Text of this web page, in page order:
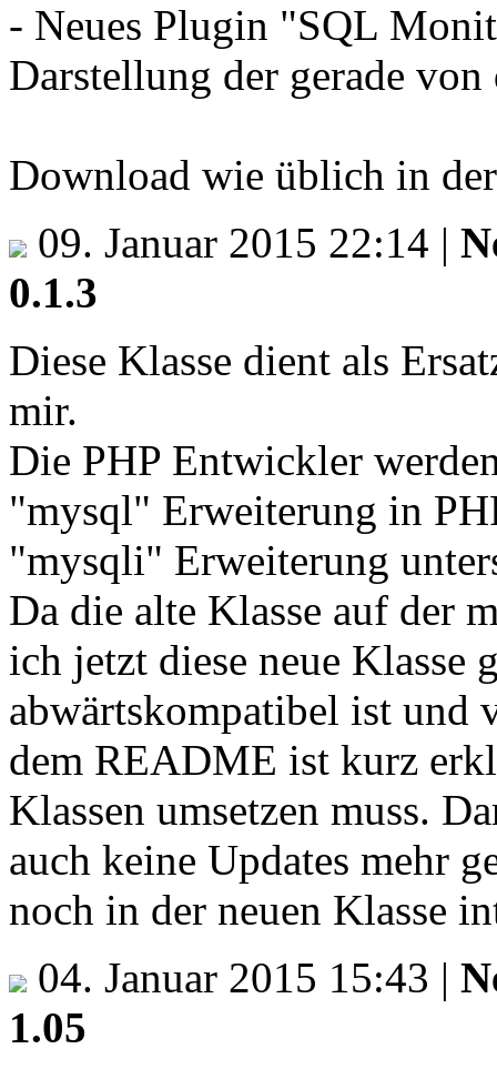
- Neues Plugin "SQL
Darstellung der gerade
Download wie üblich in
09. Januar 2015 22:14 |
0.1.3
Diese Klasse dient als
mir.
Die PHP Entwickler
"mysql" Erweiterung in
"mysqli" Erweiterung
Da die alte Klasse auf der
ich jetzt diese neue Klasse
abwärtskompatibel ist und
dem README ist kurz
Klassen umsetzen muss.
auch keine Updates mehr
noch in der neuen Klasse
04. Januar 2015 15:43 |
1.05